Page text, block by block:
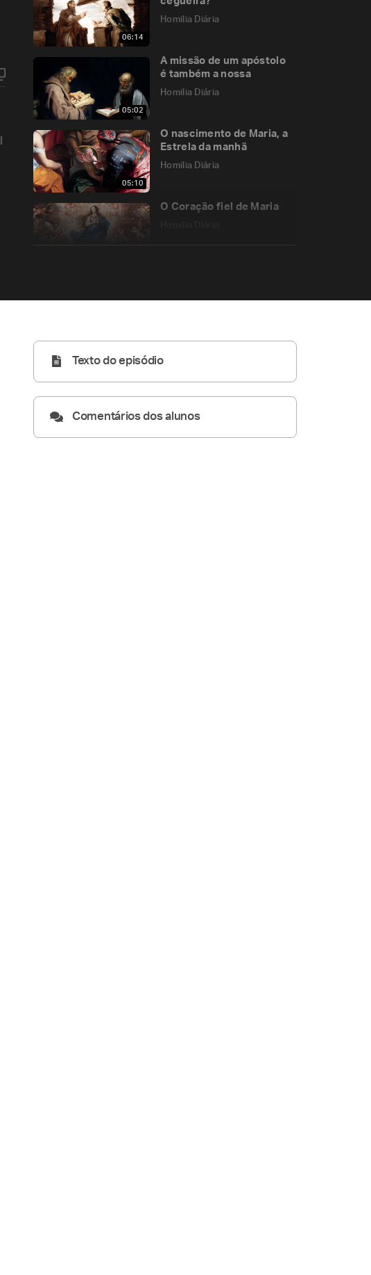
06:14
Homilia Diária
05:02
A missão de um apóstolo
é também a nossa
Homilia Diária
05:10
O nascimento de Maria, a
Estrela da manhã
Homilia Diária
O Coração fiel de Maria
Homilia Diária
Texto do episódio
Comentários dos alunos